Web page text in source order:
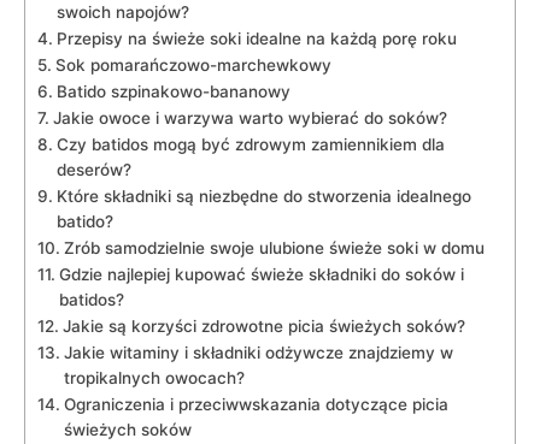
swoich napojów?
Przepisy ⁣na świeże soki idealne na każdą porę roku
Sok pomarańczowo-marchewkowy
Batido szpinakowo-bananowy
Jakie owoce i warzywa warto wybierać do soków?
Czy batidos mogą ‍być zdrowym zamiennikiem‌ dla
deserów?
Które ⁣składniki są niezbędne do stworzenia idealnego
batido?
Zrób samodzielnie swoje ulubione ⁢świeże soki w domu
Gdzie najlepiej ‍kupować⁣ świeże składniki do soków i
batidos?
Jakie są korzyści⁣ zdrowotne picia świeżych soków?
Jakie witaminy i składniki odżywcze znajdziemy w
tropikalnych owocach?
Ograniczenia i przeciwwskazania dotyczące picia
świeżych soków